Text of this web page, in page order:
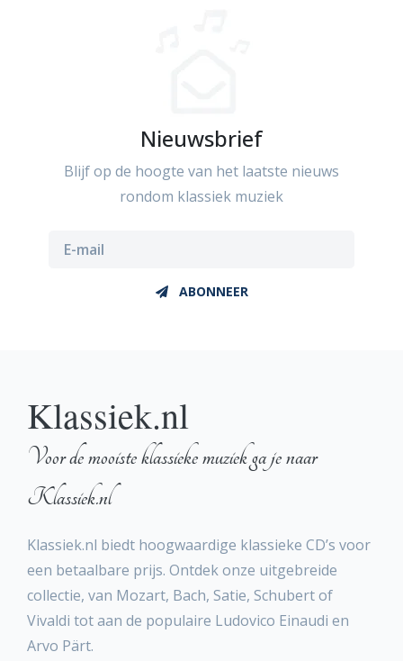
Nieuwsbrief
Blijf op de hoogte van het laatste nieuws
rondom klassiek muziek
ABONNEER
Klassiek.nl
Voor de mooiste klassieke muziek ga je naar
Klassiek.nl
Klassiek.nl biedt hoogwaardige klassieke CD’s voor
een betaalbare prijs. Ontdek onze uitgebreide
collectie, van Mozart, Bach, Satie, Schubert of
Vivaldi tot aan de populaire Ludovico Einaudi en
Arvo Pärt.